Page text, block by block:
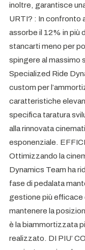
inoltre, garantisce
URTI? : In confronto
assorbe il 12% in più
stancarti meno per
spingere al massimo
Specialized Ride
custom per
caratteristiche
specifica taratura
alla rinnovata
esponenziale.
Ottimizzando la
Dynamics Team ha
fase di pedalata
gestione più efficace
mantenere la
è la biammortizzata
realizzato. DI PIU’